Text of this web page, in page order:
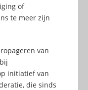
of
te meer zijn
van
initiatief van
die sinds